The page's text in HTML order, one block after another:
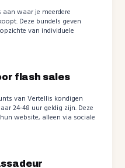
waar je meerdere
Deze bundels geven
van individuele
flash sales
van Vertellis kondigen
24-48 uur geldig zijn. Deze
website, alleen via sociale